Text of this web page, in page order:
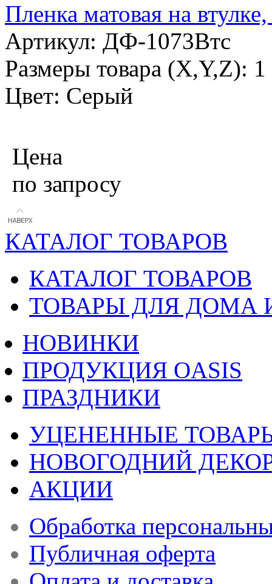
Пленка матовая на
Артикул: ДФ-1073Втс
Размеры товара (X,Y,Z):
Цвет: Серый
Цена
по запросу
КАТАЛОГ ТОВАРОВ
КАТАЛОГ ТОВАРОВ
ТОВАРЫ ДЛЯ ДОМА
НОВИНКИ
ПРОДУКЦИЯ OASIS
ПРАЗДНИКИ
УЦЕНЕННЫЕ
НОВОГОДНИЙ
АКЦИИ
Обработка
Публичная оферта